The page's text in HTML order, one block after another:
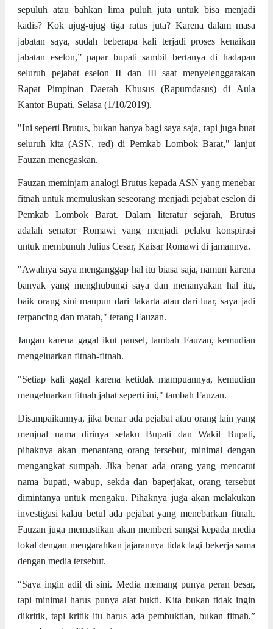
sepuluh atau bahkan lima puluh juta untuk bisa menjadi
kadis? Kok ujug-ujug tiga ratus juta? Karena dalam masa
jabatan saya, sudah beberapa kali terjadi proses kenaikan
jabatan eselon,” papar bupati sambil bertanya di hadapan
seluruh pejabat eselon II dan III saat menyelenggarakan
Rapat Pimpinan Daerah Khusus (Rapumdasus) di Aula
Kantor Bupati, Selasa (1/10/2019).
"Ini seperti Brutus, bukan hanya bagi saya saja, tapi juga buat
seluruh kita (ASN, red) di Pemkab Lombok Barat," lanjut
Fauzan menegaskan.
Fauzan meminjam analogi Brutus kepada ASN yang menebar
fitnah untuk memuluskan seseorang menjadi pejabat eselon di
Pemkab Lombok Barat. Dalam literatur sejarah, Brutus
adalah senator Romawi yang menjadi pelaku konspirasi
untuk membunuh Julius Cesar, Kaisar Romawi di jamannya.
"Awalnya saya menganggap hal itu biasa saja, namun karena
banyak yang menghubungi saya dan menanyakan hal itu,
baik orang sini maupun dari Jakarta atau dari luar, saya jadi
terpancing dan marah," terang Fauzan.
Jangan karena gagal ikut pansel, tambah Fauzan, kemudian
mengeluarkan fitnah-fitnah.
"Setiap kali gagal karena ketidak mampuannya, kemudian
mengeluarkan fitnah jahat seperti ini," tambah Fauzan.
Disampaikannya, jika benar ada pejabat atau orang lain yang
menjual nama dirinya selaku Bupati dan Wakil Bupati,
pihaknya akan menantang orang tersebut, minimal dengan
mengangkat sumpah. Jika benar ada orang yang mencatut
nama bupati, wabup, sekda dan baperjakat, orang tersebut
dimintanya untuk mengaku. Pihaknya juga akan melakukan
investigasi kalau betul ada pejabat yang menebarkan fitnah.
Fauzan juga memastikan akan memberi sangsi kepada media
lokal dengan mengarahkan jajarannya tidak lagi bekerja sama
dengan media tersebut.
“Saya ingin adil di sini. Media memang punya peran besar,
tapi minimal harus punya alat bukti. Kita bukan tidak ingin
dikritik, tapi kritik itu harus ada pembuktian, bukan fitnah,”